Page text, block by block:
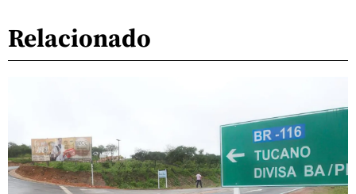
Relacionado